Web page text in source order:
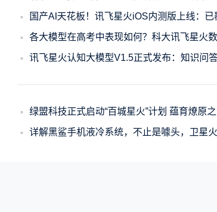
国产AI天花板！讯飞星火iOS内测版上线：
各大模型在高考中表现如何？科大讯飞星火
讯飞星火认知大模型V1.5正式发布：知识问
绿盟科技正式启动“百城星火”计划 蕴育燎原
详解黑鲨手机液冷系统，不止是噱头，卫星